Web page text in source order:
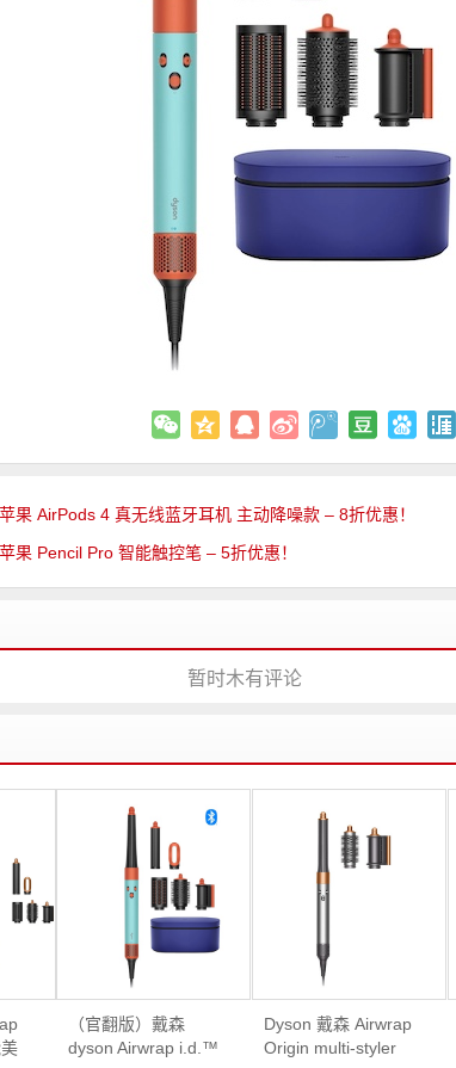
果 AirPods 4 真无线蓝牙耳机 主动降噪款 – 8折优惠！
果 Pencil Pro 智能触控笔 – 5折优惠！
暂时木有评论
（官翻版）戴森
dyson Airwrap i.d.™
Dyson 戴森 Airwrap
Origin multi-styler